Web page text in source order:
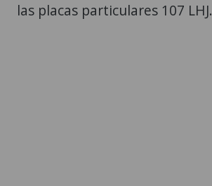
las placas particulares 107 LHJ.